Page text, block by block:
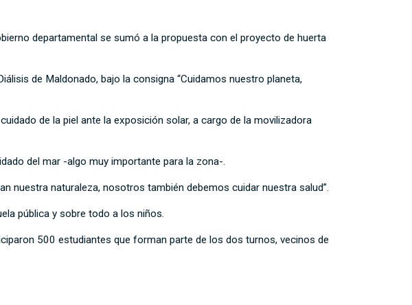
departamental se sumó a la propuesta con el proyecto de huerta
de Maldonado, bajo la consigna “Cuidamos nuestro planeta,
de la piel ante la exposición solar, a cargo de la movilizadora
del mar -algo muy importante para la zona-.
nuestra naturaleza, nosotros también debemos cuidar nuestra salud”.
pública y sobre todo a los niños.
500 estudiantes que forman parte de los dos turnos, vecinos de